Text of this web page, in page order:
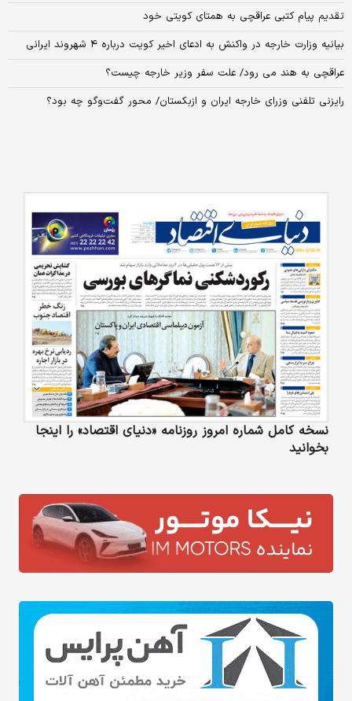
تقدیم پیام کتبی عراقچی به همتای کویتی خود
بیانیه وزارت خارجه در واکنش به ادعای اخیر کویت درباره ۴ شهروند ایرانی
عراقچی به هند می رود/ علت سفر وزیر خارجه چیست؟
رایزنی تلفنی وزرای خارجه ایران و ازبکستان/ محور گفت‌وگو چه بود؟
نسخه کامل شماره امروز روزنامه «دنیای‌ اقتصاد» را اینجا
بخوانید